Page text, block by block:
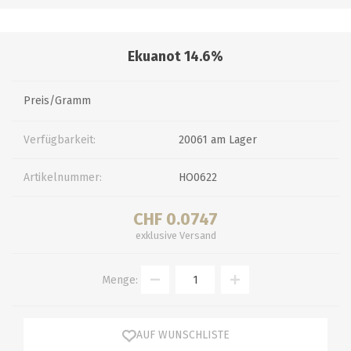
Ekuanot 14.6%
Preis/Gramm
Verfügbarkeit: 20061 am Lager
Artikelnummer: HO0622
CHF 0.0747
exklusive Versand
Menge:
AUF WUNSCHLISTE